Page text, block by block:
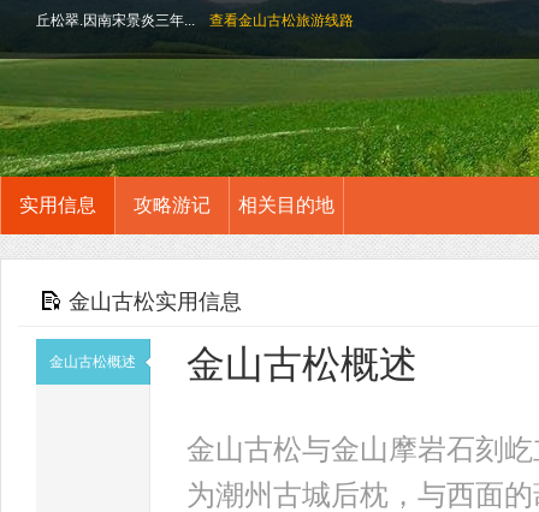
丘松翠.因南宋景炎三年...
查看金山古松旅游线路
实用信息 攻略游记 相关目的地
金山古松实用信息
金山古松概述 金山古松概述
金山古松与金山摩岩石刻
为潮州古城后枕，与西面